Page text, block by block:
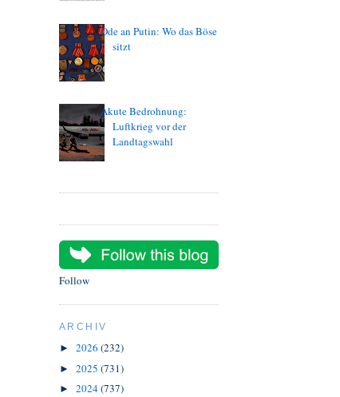
Ode an Putin: Wo das Böse
sitzt
Akute Bedrohnung:
Luftkrieg vor der
Landtagswahl
Follow
ARCHIV
► 2026 (232)
► 2025 (731)
► 2024(737)